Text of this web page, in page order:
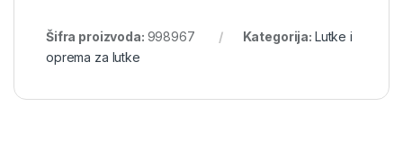
Šifra proizvoda: 998967 Kategorija: Lutke i
oprema za lutke